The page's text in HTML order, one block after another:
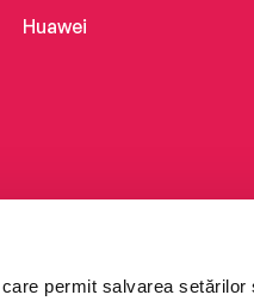
permit salvarea setărilor
Huawei